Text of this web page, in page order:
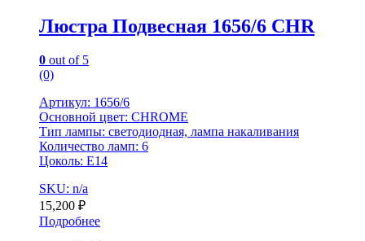
Люстра Подвесная 1656/6 CHR
0 out of 5
(0)
Артикул: 1656/6
Основной цвет: CHROME
Тип лампы: светодиодная, лампа накаливания
Количество ламп: 6
Цоколь: Е14
SKU: n/a
15,200 ₽
Подробнее